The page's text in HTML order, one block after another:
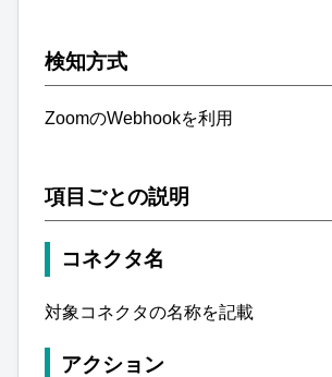
検知方式
ZoomのWebhookを利用
項目ごとの説明
コネクタ名
対象コネクタの名称を記載
アクション